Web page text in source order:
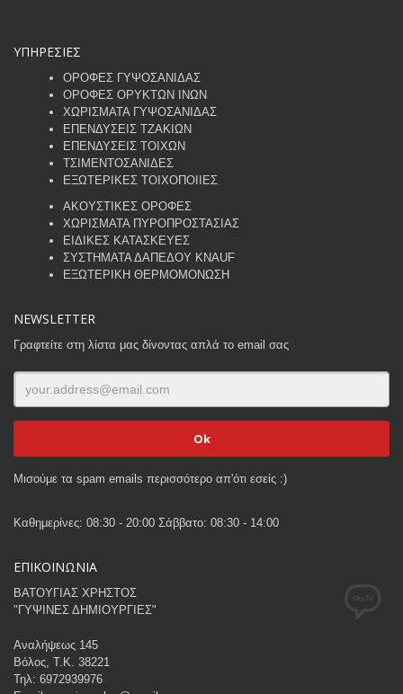
ΥΠΗΡΕΣΙΕΣ
ΟΡΟΦΕΣ ΓΥΨΟΣΑΝΙΔΑΣ
ΟΡΟΦΕΣ ΟΡΥΚΤΩΝ ΙΝΩΝ
ΧΩΡΙΣΜΑΤΑ ΓΥΨΟΣΑΝΙΔΑΣ
ΕΠΕΝΔΥΣΕΙΣ ΤΖΑΚΙΩΝ
ΕΠΕΝΔΥΣΕΙΣ ΤΟΙΧΩΝ
ΤΣΙΜΕΝΤΟΣΑΝΙΔΕΣ
ΕΞΩΤΕΡΙΚΕΣ ΤΟΙΧΟΠΟΙΙΕΣ
ΑΚΟΥΣΤΙΚΕΣ ΟΡΟΦΕΣ
ΧΩΡΙΣΜΑΤΑ ΠΥΡΟΠΡΟΣΤΑΣΙΑΣ
ΕΙΔΙΚΕΣ ΚΑΤΑΣΚΕΥΕΣ
ΣΥΣΤΗΜΑΤΑ ΔΑΠΕΔΟΥ KNAUF
ΕΞΩΤΕΡΙΚΗ ΘΕΡΜΟΜΟΝΩΣΗ
NEWSLETTER
Γραφτείτε στη λίστα μας δίνοντας απλά το email σας
Μισούμε τα spam emails περισσότερο απ'ότι εσείς :)
Καθημερίνες: 08:30 - 20:00 Σάββατο: 08:30 - 14:00
ΕΠΙΚΟΙΝΩΝΙΑ
ΒΑΤΟΥΓΙΑΣ ΧΡΗΣΤΟΣ
"ΓΥΨΙΝΕΣ ΔΗΜΙΟΥΡΓΙΕΣ"
Αναλήψεως 145
Βόλος, Τ.Κ. 38221
Τηλ: 6972939976